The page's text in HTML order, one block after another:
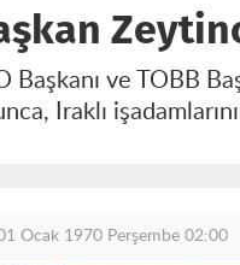
Başkanı ve TOBB
Iraklı
Ocak 1970 Perşembe 02:00